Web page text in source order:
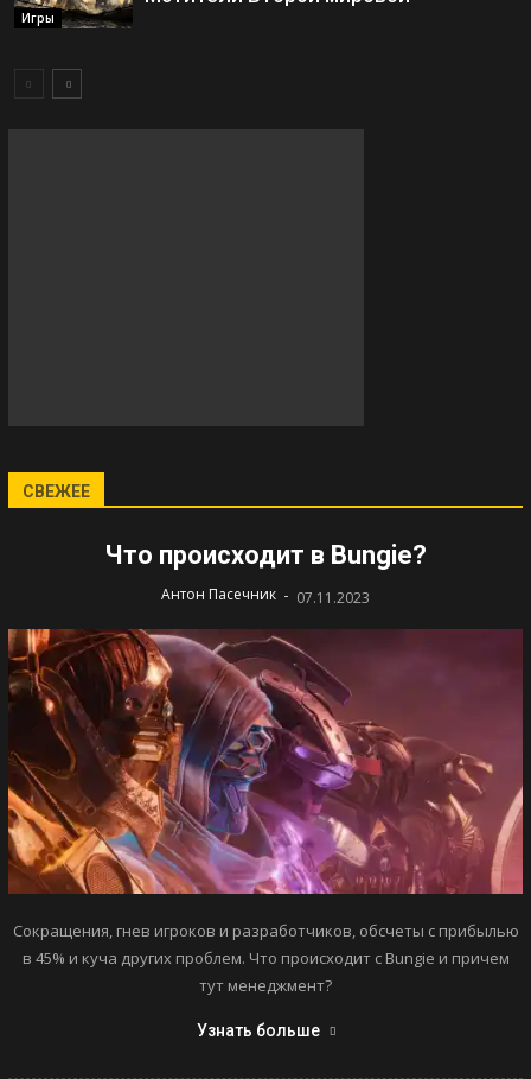
Игры
СВЕЖЕЕ
Что происходит в Bungie?
Антон Пасечник - 07.11.2023
Сокращения, гнев игроков и разработчиков, обсчеты с прибылью
в 45% и куча других проблем. Что происходит с Bungie и причем
тут менеджмент?
Узнать больше